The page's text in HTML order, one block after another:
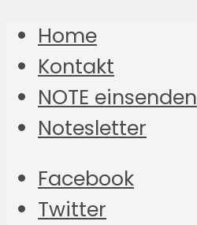
Home
Kontakt
NOTE einsenden
Notesletter
Facebook
Twitter